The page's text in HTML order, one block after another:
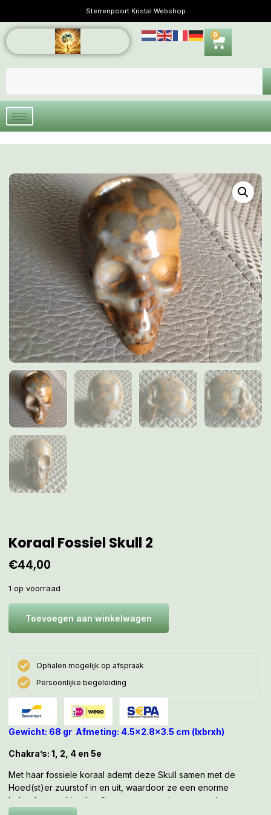
Sterrenpoort Kristal Webshop
0
Koraal Fossiel Skull 2
€44,00
1 op voorraad
Toevoegen aan winkelwagen
Ophalen mogelijk op afspraak
Persoonlijke begeleiding
Gewicht: 68 gr Afmeting: 4.5×2.8×3.5 cm (lxbrxh)
Chakra’s: 1, 2, 4 en 5e
Met haar fossiele koraal ademt deze Skull samen met de
Hoed(st)er zuurstof in en uit, waardoor ze een enorme
helende inwerking heeft op mensen met paranormale gaven
i.c.m. een longaandoening. Zoals emfyseem, een